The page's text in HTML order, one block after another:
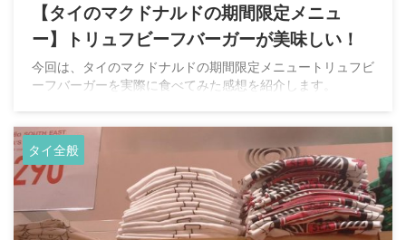
【タイのマクドナルドの期間限定メニュ
ー】トリュフビーフバーガーが美味しい！
今回は、タイのマクドナルドの期間限定メニュートリュフビ
ーフバーガーを実際に食べてみた感想を紹介します。
タイ全般